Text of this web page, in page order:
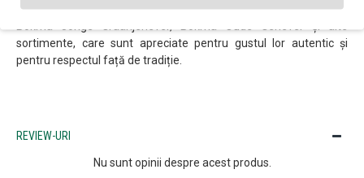
menținând tradițiile și valorile fondatorului său. Acestea includ
Bokma Jonge Graanjenever, Bokma Oude Genever și alte
sortimente, care sunt apreciate pentru gustul lor autentic și
pentru respectul față de tradiție.
REVIEW-URI
Nu sunt opinii despre acest produs.